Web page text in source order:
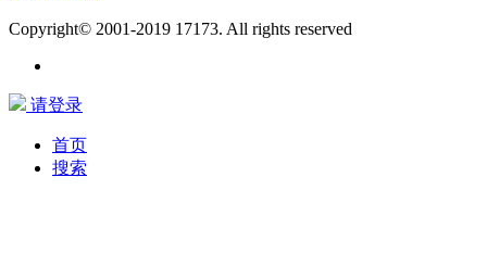
Copyright© 2001-2019 17173. All rights reserved
请登录
首页
搜索